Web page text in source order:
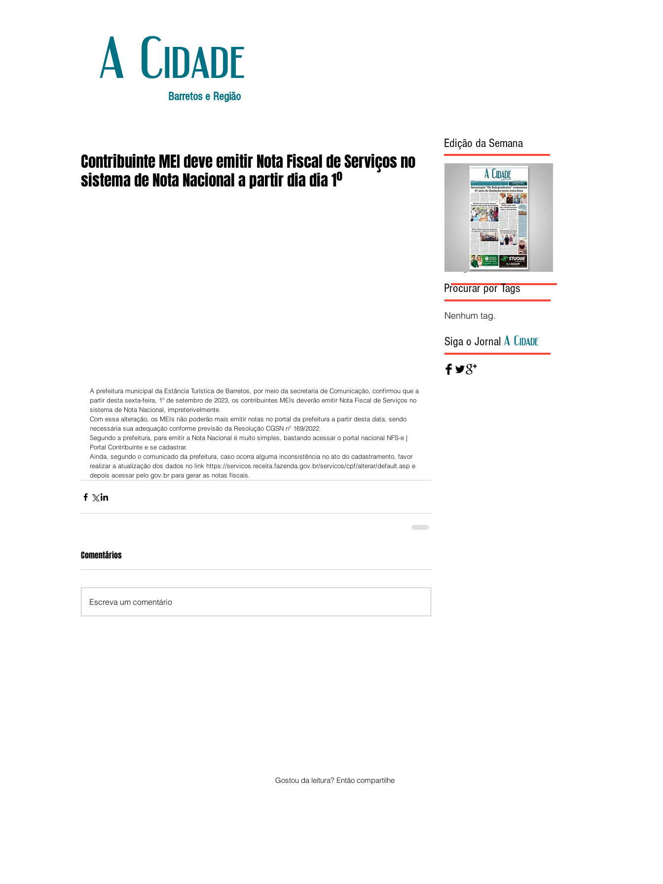
A Cidade
Barretos e Região
Contribuinte MEI deve emitir Nota Fiscal de Serviços no
sistema de Nota Nacional a partir dia dia 1º
A prefeitura municipal da Estância Turística de Barretos, por meio da secretaria de Comunicação, confirmou que a
partir desta sexta-feira, 1º de setembro de 2023, os contribuintes MEIs deverão emitir Nota Fiscal de Serviços no
sistema de Nota Nacional, impreterivelmente.
Com essa alteração, os MEIs não poderão mais emitir notas no portal da prefeitura a partir desta data, sendo
necessária sua adequação conforme previsão da Resolução CGSN nº 169/2022.
Segundo a prefeitura, para emitir a Nota Nacional é muito simples, bastando acessar o portal nacional NFS-e |
Portal Contribuinte e se cadastrar.
Ainda, segundo o comunicado da prefeitura, caso ocorra alguma inconsistência no ato do cadastramento, favor
realizar a atualização dos dados no link https://servicos.receita.fazenda.gov.br/servicos/cpf/alterar/default.asp e
depois acessar pelo gov.br para gerar as notas fiscais.
Comentários
Escreva um comentário
Edição da Semana
Edição da Semana
Procurar por Tags
Nenhum tag.
Siga o Jornal A Cidade
Gostou da leitura? Então compartilhe